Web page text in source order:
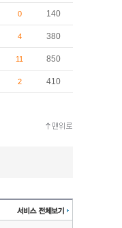
0 140
4 380
11 850
2 410